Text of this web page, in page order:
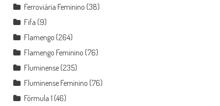
Ferroviária Feminino (38)
Fifa (9)
Flamengo (264)
Flamengo Feminino (76)
Fluminense(235)
Fluminense Feminino (76)
Fórmula 1 (46)